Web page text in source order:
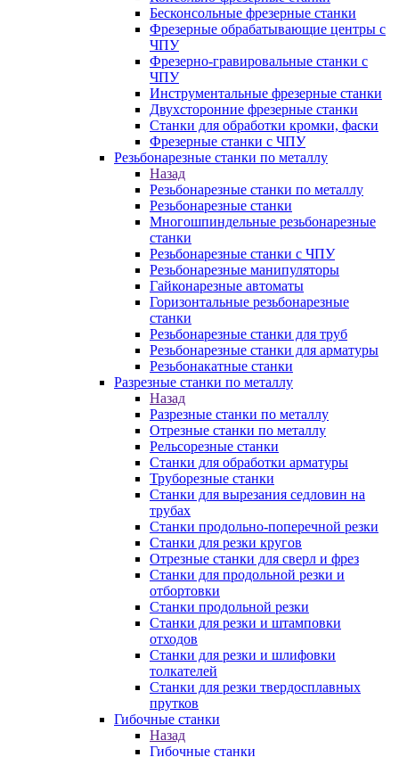
Бесконсольные фрезерные станки
Фрезерные обрабатывающие центры с
ЧПУ
Фрезерно-гравировальные станки с
ЧПУ
Инструментальные фрезерные станки
Двухсторонние фрезерные станки
Станки для обработки кромки, фаски
Фрезерные станки с ЧПУ
Резьбонарезные станки по металлу
Назад
Резьбонарезные станки по металлу
Резьбонарезные станки
Многошпиндельные резьбонарезные
станки
Резьбонарезные станки с ЧПУ
Резьбонарезные манипуляторы
Гайконарезные автоматы
Горизонтальные резьбонарезные
станки
Резьбонарезные станки для труб
Резьбонарезные станки для арматуры
Резьбонакатные станки
Разрезные станки по металлу
Назад
Разрезные станки по металлу
Отрезные станки по металлу
Рельсорезные станки
Станки для обработки арматуры
Труборезные станки
Станки для вырезания седловин на
трубаx
Станки продольно-поперечной резки
Станки для резки кругов
Отрезные станки для сверл и фрез
Станки для продольной резки и
отбортовки
Станки продольной резки
Станки для резки и штамповки
отходов
Станки для резки и шлифовки
толкателей
Станки для резки твердосплавных
прутков
Гибочные станки
Назад
Гибочные станки